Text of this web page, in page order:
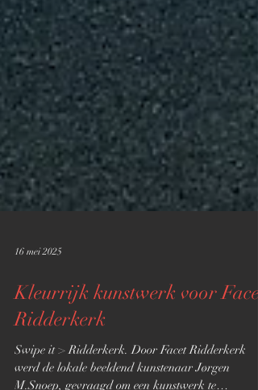
16 mei 2025
Kleurrijk kunstwerk voor Facet
Ridderkerk